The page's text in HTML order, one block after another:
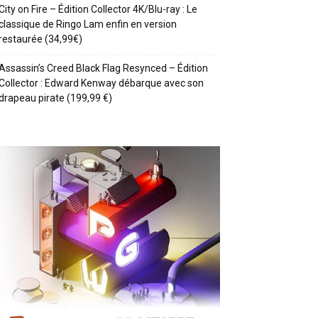
on Fire – Édition Collector 4K/Blu-ray : Le
de Ringo Lam enfin en version
(34,99€)
Creed Black Flag Resynced – Édition
: Edward Kenway débarque avec son
pirate (199,99 €)